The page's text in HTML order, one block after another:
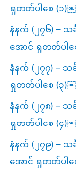
ရှုတတ်ပါစေ (၁)￼
နံနက် (၂၇၆) –
အောင် ရှုတတ်ပါစ
နံနက် (၂၇၇) –
ရှုတတ်ပါစေ (၃)￼
နံနက် (၂၇၈) –
ရှုတတ်ပါစေ (၄)￼
နံနက် (၂၇၉) –
အောင် ရှုတတ်ပါစ